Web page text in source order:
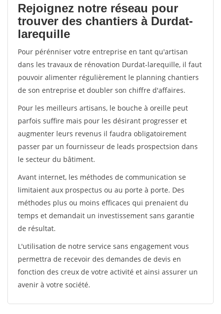
Rejoignez notre réseau pour
trouver des chantiers à Durdat-
larequille
Pour pérénniser votre entreprise en tant qu'artisan
dans les travaux de rénovation Durdat-larequille, il faut
pouvoir alimenter régulièrement le planning chantiers
de son entreprise et doubler son chiffre d'affaires.
Pour les meilleurs artisans, le bouche à oreille peut
parfois suffire mais pour les désirant progresser et
augmenter leurs revenus il faudra obligatoirement
passer par un fournisseur de leads prospectsion dans
le secteur du bâtiment.
Avant internet, les méthodes de communication se
limitaient aux prospectus ou au porte à porte. Des
méthodes plus ou moins efficaces qui prenaient du
temps et demandait un investissement sans garantie
de résultat.
L'utilisation de notre service sans engagement vous
permettra de recevoir des demandes de devis en
fonction des creux de votre activité et ainsi assurer un
avenir à votre société.